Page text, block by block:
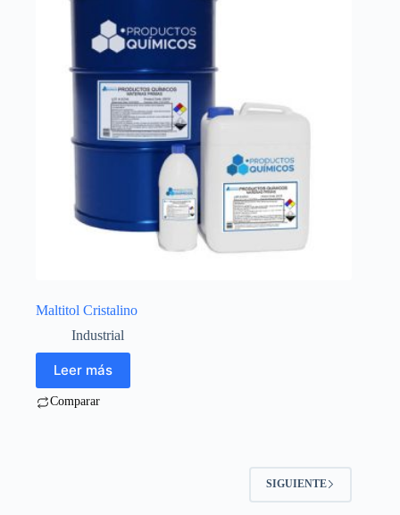
Maltitol Cristalino
Industrial
Leer más
Comparar
SIGUIENTE